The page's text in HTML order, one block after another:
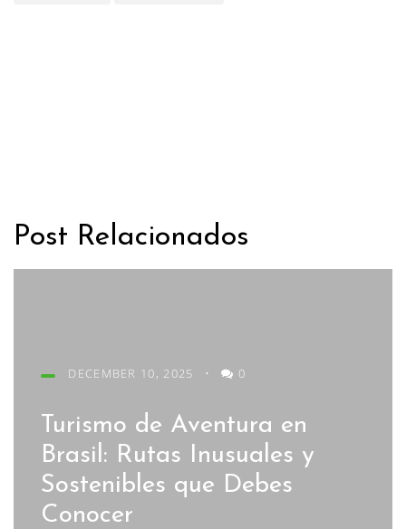
Post Relacionados
DECEMBER 10, 2025 • 0
Turismo de Aventura en
Brasil: Rutas Inusuales y
Sostenibles que Debes
Conocer